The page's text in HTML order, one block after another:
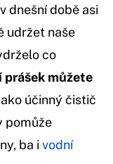
dnešní době asi
udržet naše
co
prášek můžete
účinný čistič
pomůže
ba i vodní